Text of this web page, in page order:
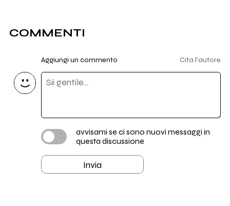
COMMENTI
Aggiungi un commento Cita l'autore
avvisami se ci sono nuovi messaggi in
questa discussione
Invia